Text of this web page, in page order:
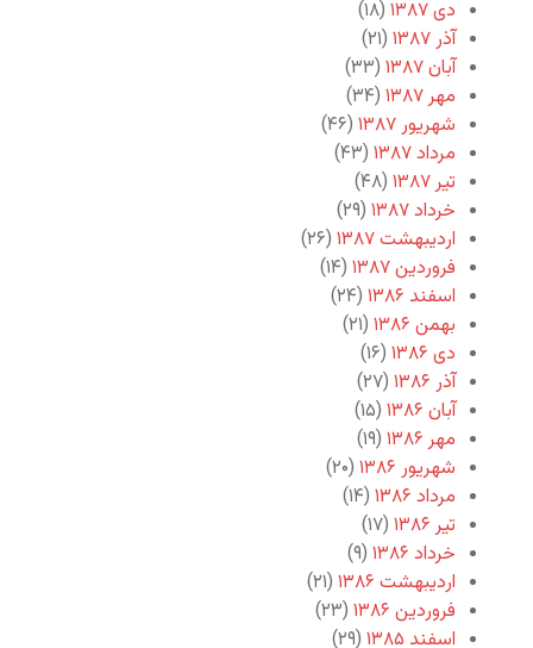
دی ۱۳۸۷
(۱۸)
آذر ۱۳۸۷
(۲۱)
آبان ۱۳۸۷
(۳۳)
مهر ۱۳۸۷
(۳۴)
شهریور ۱۳۸۷
(۴۶)
مرداد ۱۳۸۷
(۴۳)
تیر ۱۳۸۷
(۴۸)
خرداد ۱۳۸۷
(۲۹)
اردیبهشت ۱۳۸۷
(۲۶)
فروردین ۱۳۸۷
(۱۴)
اسفند ۱۳۸۶
(۲۴)
بهمن ۱۳۸۶
(۲۱)
دی ۱۳۸۶
(۱۶)
آذر ۱۳۸۶
(۲۷)
آبان ۱۳۸۶
(۱۵)
مهر ۱۳۸۶
(۱۹)
شهریور ۱۳۸۶
(۲۰)
مرداد ۱۳۸۶
(۱۴)
تیر ۱۳۸۶
(۱۷)
خرداد ۱۳۸۶
(۹)
اردیبهشت ۱۳۸۶
(۲۱)
فروردین ۱۳۸۶
(۲۳)
اسفند ۱۳۸۵
(۲۹)